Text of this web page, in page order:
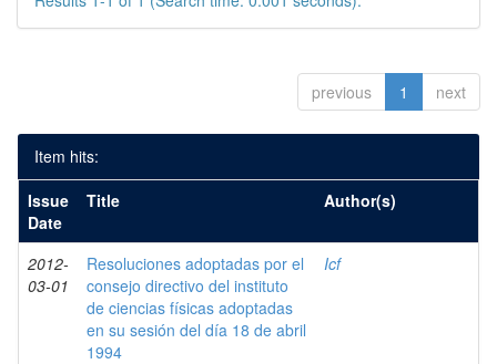
previous 1 next
Item hits:
Issue
Date
Title Author(s)
2012-
03-01
Resoluciones adoptadas por el
consejo directivo del instituto
de ciencias físicas adoptadas
en su sesión del día 18 de abril
1994
Icf